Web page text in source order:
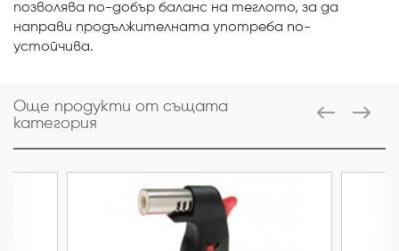
позволява по-добър баланс на теглото, за да
направи продължителната употреба по-
устойчива.
Още продукти от същата
категория